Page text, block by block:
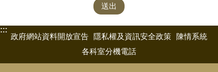
:::
政府網站資料開放宣告
隱私權及資訊安全政策
陳情系統
各科室分機電話